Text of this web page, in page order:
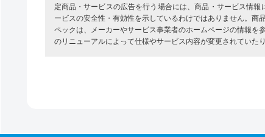
定商品・サービスの広告を行う場合には、商品・サービス情
ービスの安全性・有効性を示しているわけではありません。
ペックは、メーカーやサービス事業者のホームページの情報
のリニューアルによって仕様やサービス内容が変更されていた